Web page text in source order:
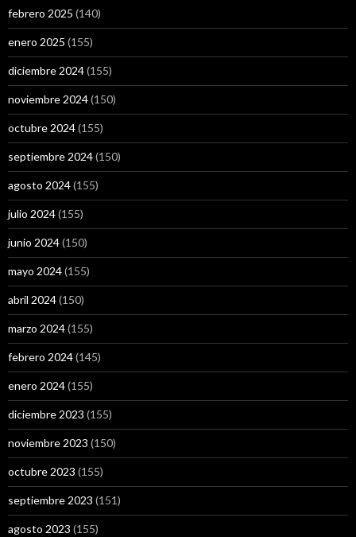
febrero 2025 (140)
enero 2025 (155)
diciembre 2024(155)
noviembre 2024(150)
octubre 2024(155)
septiembre 2024(150)
agosto 2024(155)
julio 2024(155)
junio 2024(150)
mayo 2024(155)
abril 2024(150)
marzo 2024(155)
febrero 2024(145)
enero 2024(155)
diciembre 2023 (155)
noviembre 2023 (150)
octubre 2023 (155)
septiembre 2023 (151)
agosto 2023 (155)